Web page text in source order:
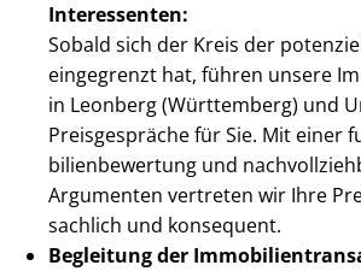
Interessenten:
Sobald sich der Kreis der
eingegrenzt hat, führen unsere
in Leonberg (Württemberg) und
Preisgespräche für Sie. Mit einer
bi­li­en­be­wer­tung und
Argumenten vertreten wir Ihre
sachlich und konsequent.
Begleitung der